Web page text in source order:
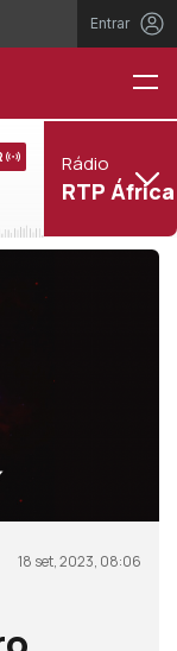
Entrar
Rádio
RTP África
18 set, 2023, 08:06